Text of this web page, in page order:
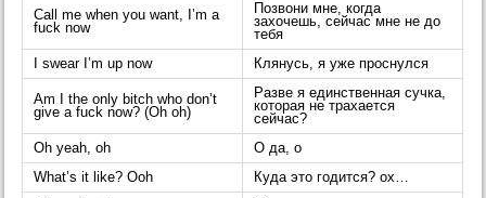
Call me when you want, I’m a
fuck now
Позвони мне, когда
захочешь, сейчас мне не до
тебя
I swear I’m up now
Клянусь, я уже проснулся
Am I the only bitch who don’t
give a fuck now? (Oh oh)
Разве я единственная сучка,
которая не трахается
сейчас?
Oh yeah, oh
О да, о
What’s it like? Ooh
Куда это годится? ох…